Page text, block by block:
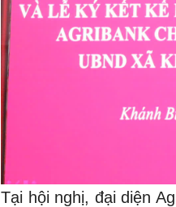
Tại hội nghị, đại diện